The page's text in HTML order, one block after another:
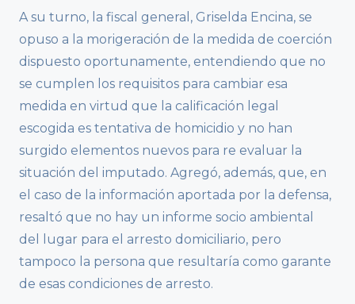
A su turno, la fiscal general, Griselda Encina, se
opuso a la morigeración de la medida de coerción
dispuesto oportunamente, entendiendo que no
se cumplen los requisitos para cambiar esa
medida en virtud que la calificación legal
escogida es tentativa de homicidio y no han
surgido elementos nuevos para re evaluar la
situación del imputado. Agregó, además, que, en
el caso de la información aportada por la defensa,
resaltó que no hay un informe socio ambiental
del lugar para el arresto domiciliario, pero
tampoco la persona que resultaría como garante
de esas condiciones de arresto.